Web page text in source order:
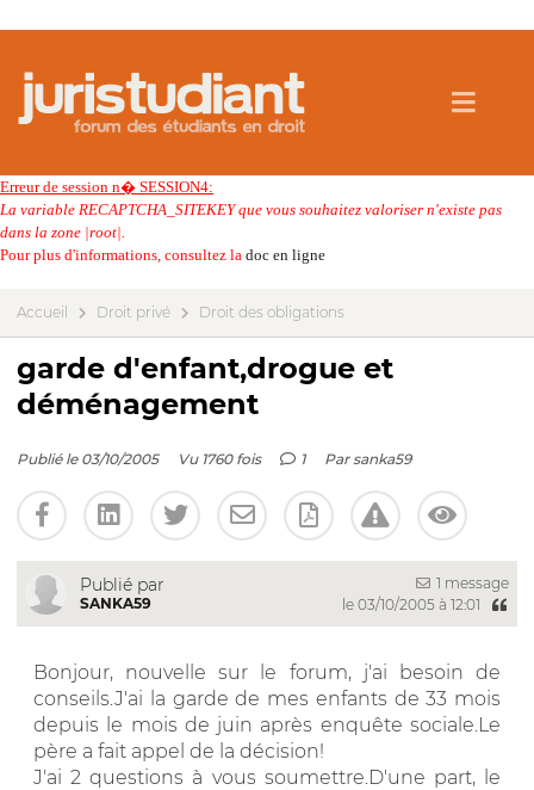
Erreur de session n� SESSION4:
La variable RECAPTCHA_SITEKEY que vous souhaitez valoriser n'existe pas
dans la zone |root|.
Pour plus d'informations, consultez la doc en ligne
Accueil Droit privé Droit des obligations
garde d'enfant,drogue et
déménagement
Publié le 03/10/2005 Vu 1760 fois 1 Par sanka59
Publié par
SANKA59
1 message
le 03/10/2005 à 12:01
Bonjour, nouvelle sur le forum, j'ai besoin de
conseils.J'ai la garde de mes enfants de 33 mois
depuis le mois de juin après enquête sociale.Le
père a fait appel de la décision!
J'ai 2 questions à vous soumettre.D'une part, le